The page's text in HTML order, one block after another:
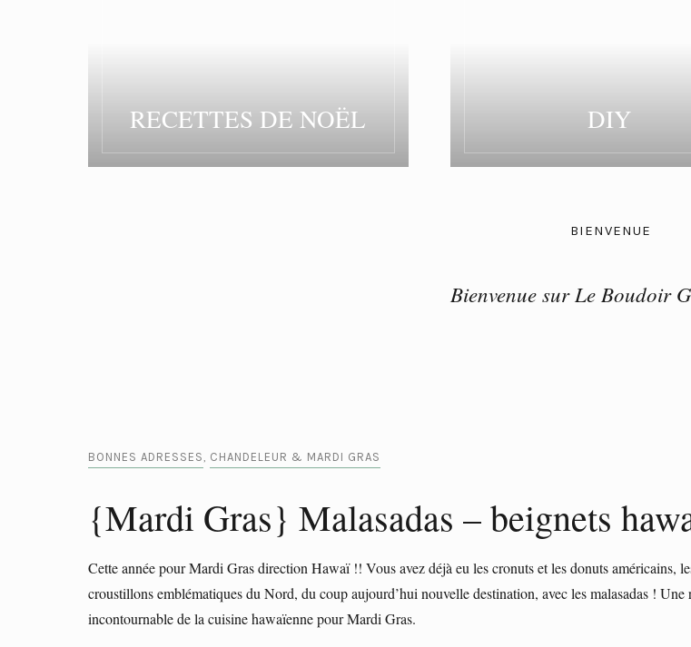
RECETTES DE NOËL DIY
BIENVENUE
Bienvenue sur Le Boudoir
BONNES ADRESSES, CHANDELEUR & MARDI GRAS
{Mardi Gras} Malasadas – beignets
Cette année pour Mardi Gras direction Hawaï !! Vous avez déjà eu les cronuts et les donuts américains,
croustillons emblématiques du Nord, du coup aujourd’hui nouvelle destination, avec les malasadas !
incontournable de la cuisine hawaïenne pour Mardi Gras.